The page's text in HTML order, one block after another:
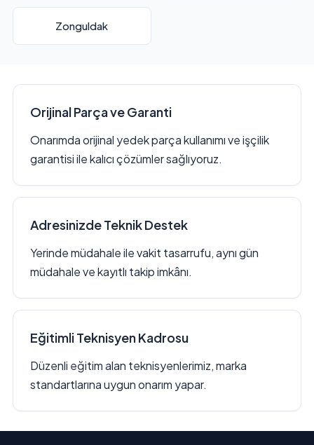
Zonguldak
Orijinal Parça ve Garanti
Onarımda orijinal yedek parça kullanımı ve işçilik
garantisi ile kalıcı çözümler sağlıyoruz.
Adresinizde Teknik Destek
Yerinde müdahale ile vakit tasarrufu, aynı gün
müdahale ve kayıtlı takip imkânı.
Eğitimli Teknisyen Kadrosu
Düzenli eğitim alan teknisyenlerimiz, marka
standartlarına uygun onarım yapar.